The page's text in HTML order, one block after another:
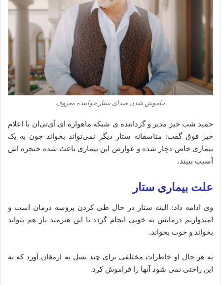
خاموش شدن صدای ستار خواننده معروف
حمید شب خیز مدیر و گرداننده ی شبکه ماهواره ای آی‌تی‌ان با اعلام
خبر فوق گفت: متاسفانه ستار دیگر نمی‌تواند بخواند چون به یک
بیماری خاص دچار شده و عوارض این بیماری باعث شده حنجره اش
آسیب ببیند.
علت بیماری ستار
وی ادامه داد: البته ستار در حال طی کردن پروسه درمان است و
امیدواریم درمانش به خوبی انجام گردد تا این هنرمند باز هم بتواند
بخواند و خوب بخواند.
به هر حال او خاطرات مختلفی برای چند نسل به ارمغان آورد که به
این راحتی نمی‌ شود آنها را فراموش کرد.